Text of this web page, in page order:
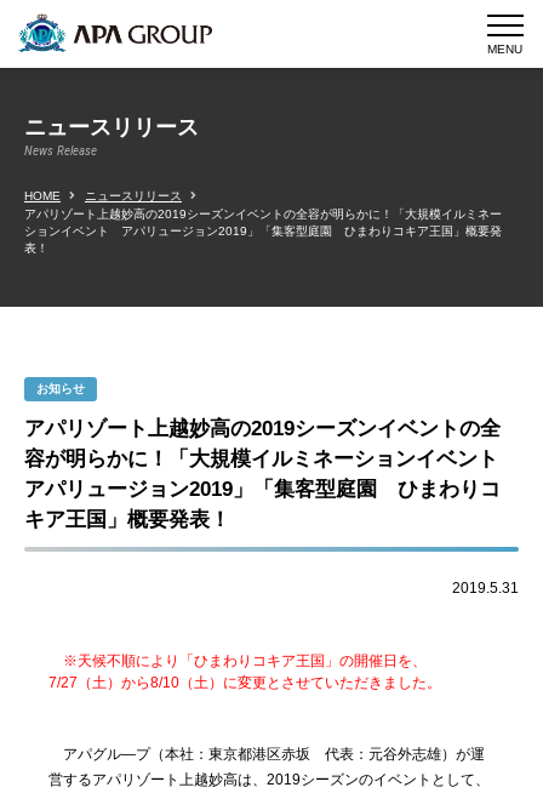
MENU
ニュースリリース
News Release
HOME
ニュースリリース
アパリゾート上越妙高の2019シーズンイベントの全容が明らかに！「大規模イルミネー
ションイベント アパリュージョン2019」「集客型庭園 ひまわりコキア王国」概要発
表！
お知らせ
アパリゾート上越妙高の2019シーズンイベントの全
容が明らかに！「大規模イルミネーションイベント
アパリュージョン2019」「集客型庭園 ひまわりコ
キア王国」概要発表！
2019.5.31
※天候不順により「ひまわりコキア王国」の開催日を、
7/27（土）から8/10（土）に変更とさせていただきました。
アパグル―プ（本社：東京都港区赤坂 代表：元谷外志雄）が運
営するアパリゾート上越妙高は、2019シーズンのイベントとして、